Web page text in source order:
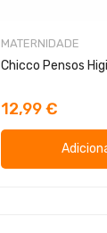
MATERNIDADE
Chicco Pensos
12,99 €